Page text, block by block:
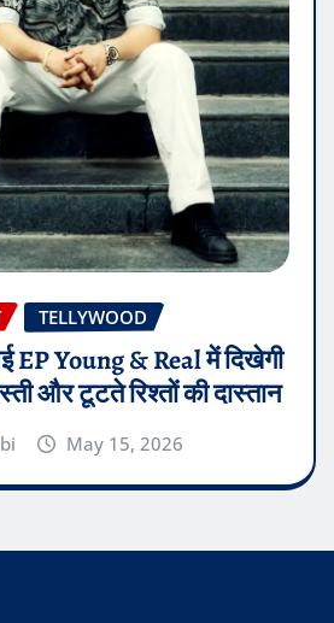
TELLYWOOD
EP Young & Real में दिखेगी
और टूटते रिश्तों की दास्तान
May 15, 2026